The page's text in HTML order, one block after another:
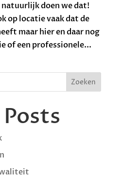
doen we dat!
op locatie vaak dat de
maar hier en daar nog
of een professionele...
Zoeken